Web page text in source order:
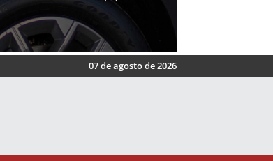
07 de agosto de 2026